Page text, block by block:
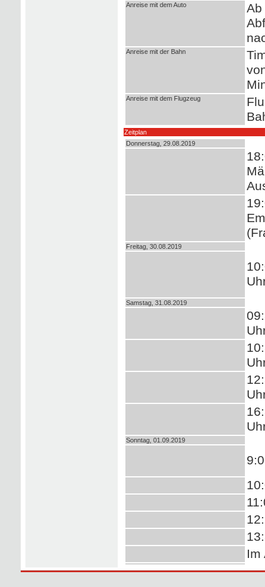
Anreise mit dem Auto
Ab
Anreise mit der Bahn
Anreise mit dem Flugzeug
Zeitplan
Donnerstag, 29.08.2019
Freitag, 30.08.2019
Samstag, 31.08.2019
Sonntag, 01.09.2019
Im